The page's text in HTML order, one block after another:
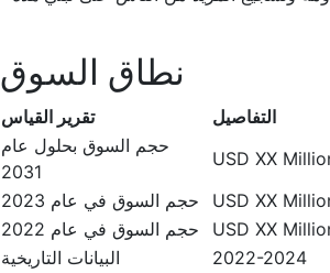
نطاق السوق
تقرير القياس
التفاصيل
حجم السوق بحلول عام
2031
USD XX
حجم السوق في عام 2023
USD XX
حجم السوق في عام 2022
USD XX
البيانات التاريخية
2022-2024